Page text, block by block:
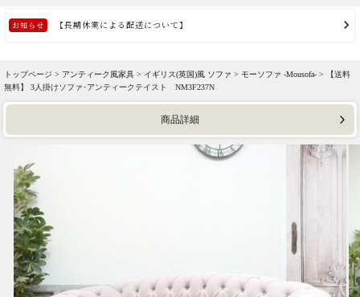
トップページ > アンティーク風家具 > イギリス(英国)風 ソファ > モーソファ -Mousofa- > 【送料
無料】 3人掛けソファ･アンティークテイスト NM3F237N
商品詳細